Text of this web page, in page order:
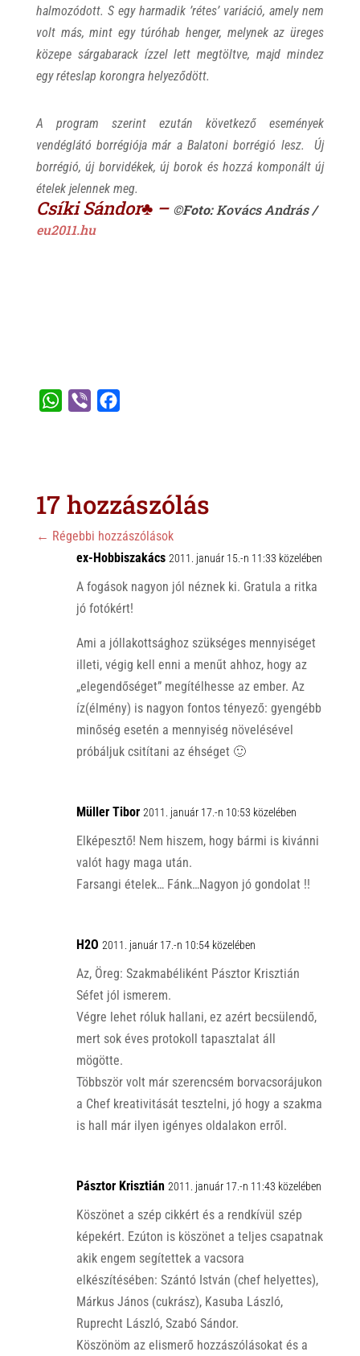
halmozódott. S egy harmadik ’rétes’ variáció, amely nem
volt más, mint egy túróhab henger, melynek az üreges
közepe sárgabarack ízzel lett megtöltve, majd mindez
egy réteslap korongra helyeződött.
A program szerint ezután következő események
vendéglátó borrégiója már a Balatoni borrégió lesz. Új
borrégió, új borvidékek, új borok és hozzá komponált új
ételek jelennek meg.
Csíki Sándor♣ – ©Foto:Kovács András /
eu2011.hu
A
p
o
o
k
17 hozzászólás
← Régebbi hozzászólások
ex-Hobbiszakács 2011. január 15.-n 11:33 közelében
A fogások nagyon jól néznek ki. Gratula a ritka
jó fotókért!
Ami a jóllakottsághoz szükséges mennyiséget
illeti, végig kell enni a menűt ahhoz, hogy az
„elegendőséget” megítélhesse az ember. Az
íz(élmény) is nagyon fontos tényező: gyengébb
minőség esetén a mennyiség növelésével
próbáljuk csitítani az éhséget 🙂
Müller Tibor 2011. január 17.-n 10:53 közelében
Elképesztő! Nem hiszem, hogy bármi is kivánni
valót hagy maga után.
Farsangi ételek… Fánk…Nagyon jó gondolat !!
H2O 2011. január 17.-n 10:54 közelében
Az, Öreg: Szakmabéliként Pásztor Krisztián
Séfet jól ismerem.
Végre lehet róluk hallani, ez azért becsülendő,
mert sok éves protokoll tapasztalat áll
mögötte.
Többször volt már szerencsém borvacsorájukon
a Chef kreativitását tesztelni, jó hogy a szakma
is hall már ilyen igényes oldalakon erről.
Pásztor Krisztián 2011. január 17.-n 11:43 közelében
Köszönet a szép cikkért és a rendkívül szép
képekért. Ezúton is köszönet a teljes csapatnak
akik engem segítettek a vacsora
elkészítésében: Szántó István (chef helyettes),
Márkus János (cukrász), Kasuba László,
Ruprecht László, Szabó Sándor.
Köszönöm az elismerő hozzászólásokat és a